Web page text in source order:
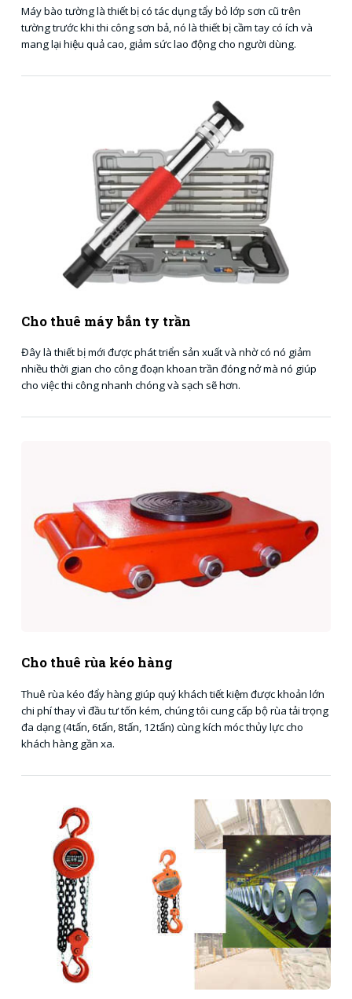
Máy bào tường là thiết bị có tác dụng tẩy bỏ lớp sơn cũ trên
tường trước khi thi công sơn bả, nó là thiết bị cầm tay có ích và
mang lại hiệu quả cao, giảm sức lao động cho người dùng.
Cho thuê máy bắn ty trần
Đây là thiết bị mới được phát triển sản xuất và nhờ có nó giảm
nhiều thời gian cho công đoạn khoan trần đóng nở mà nó giúp
cho việc thi công nhanh chóng và sạch sẽ hơn.
Cho thuê rùa kéo hàng
Thuê rùa kéo đẩy hàng giúp quý khách tiết kiệm được khoản lớn
chi phí thay vì đầu tư tốn kém, chúng tôi cung cấp bộ rùa tải trọng
đa dạng (4tấn, 6tấn, 8tấn, 12tấn) cùng kích móc thủy lực cho
khách hàng gần xa.